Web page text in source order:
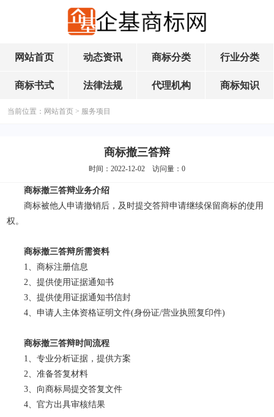
网站首页 动态资讯 商标分类 行业分类
商标书式 法律法规 代理机构 商标知识
当前位置： 网站首页 > 服务项目
商标撤三答辩
时间：2022-12-02 访问量： 0
商标撤三答辩业务介绍
商标被他人申请撤销后，及时提交答辩申请继续保留商标的使用
权。
商标撤三答辩所需资料
1、商标注册信息
2、提供使用证据通知书
3、提供使用证据通知书信封
4、申请人主体资格证明文件(身份证/营业执照复印件)
商标撤三答辩时间流程
1、专业分析证据，提供方案
2、准备答复材料
3、向商标局提交答复文件
4、官方出具审核结果